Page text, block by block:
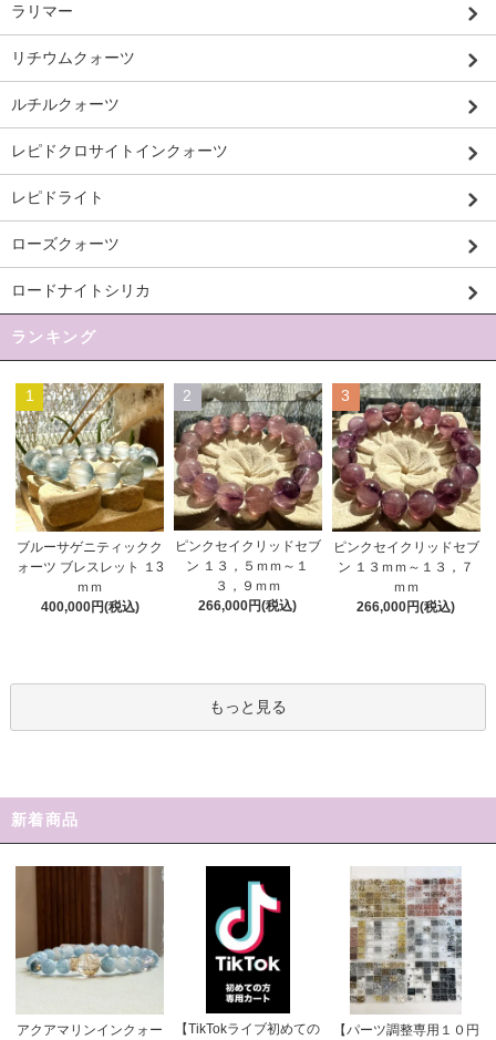
ラリマー
リチウムクォーツ
ルチルクォーツ
レピドクロサイトインクォーツ
レピドライト
ローズクォーツ
ロードナイトシリカ
ランキング
1
ブルーサゲニティックク
ォーツ ブレスレット １3
ｍｍ
400,000円(税込)
2
ピンクセイクリッドセブ
ン １３，５ｍｍ～１
３，９ｍｍ
266,000円(税込)
3
ピンクセイクリッドセブ
ン １３ｍｍ～１３，７
ｍｍ
266,000円(税込)
もっと見る
新着商品
アクアマリンインクォー
【TikTokライブ初めての
【パーツ調整専用１０円